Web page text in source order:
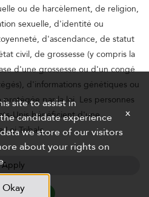
ou de harcèlement, de religion,
sexuelle, d'identité ou
d'ascendance, de statut
civil, de grossesse (y compris la
d'une grossesse ou d'un congé
d'informations génétiques ou
par la loi. Les personnes
Unis bénéficient d'une
Loi Tribale.
Apply
site to assist in
candidate experience
we store of our visitors
about your rights on
Okay
x